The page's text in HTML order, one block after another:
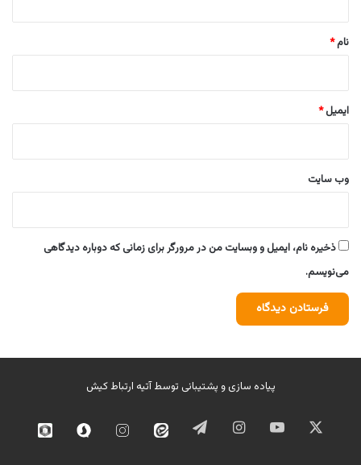
نام*
ایمیل*
وب‌ سایت
ذخیره نام، ایمیل و وبسایت من در مرورگر برای زمانی که دوباره دیدگاهی
می‌نویسم.
پیاده سازی و پشتیبانی توسطآتیه ارتباط کیش
ایکس یوتیوب اینستاگرامتلگرام ایتا
اینستاگرامسروش